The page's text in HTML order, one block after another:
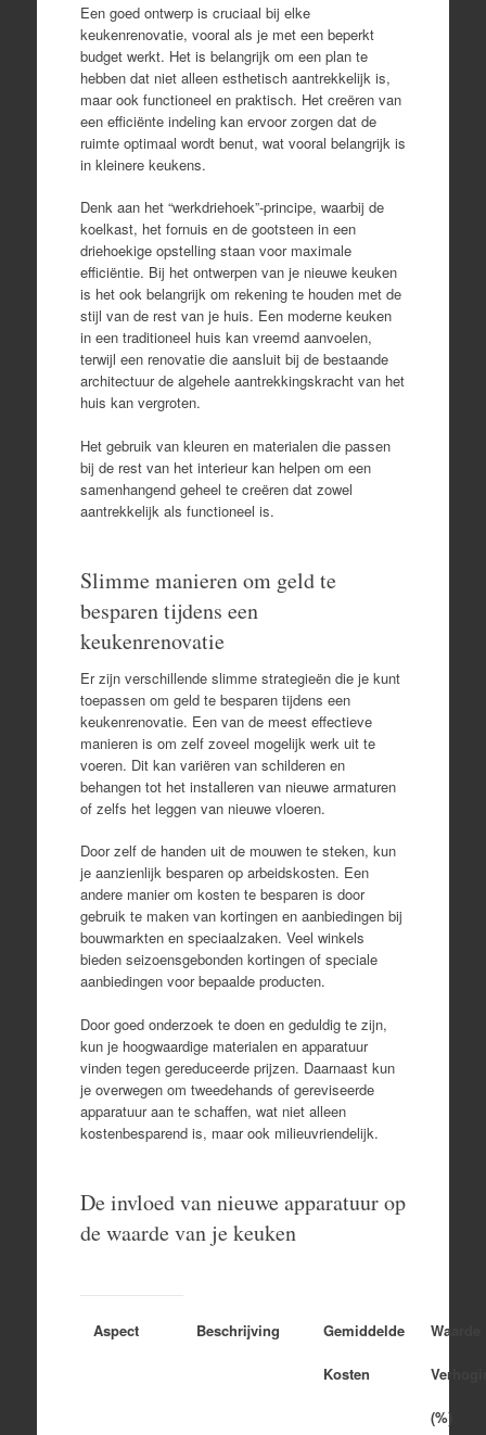
Een goed ontwerp is cruciaal bij elke
keukenrenovatie, vooral als je met een beperkt
budget werkt. Het is belangrijk om een plan te
hebben dat niet alleen esthetisch aantrekkelijk is,
maar ook functioneel en praktisch. Het creëren van
een efficiënte indeling kan ervoor zorgen dat de
ruimte optimaal wordt benut, wat vooral belangrijk is
in kleinere keukens.
Denk aan het “werkdriehoek”-principe, waarbij de
koelkast, het fornuis en de gootsteen in een
driehoekige opstelling staan voor maximale
efficiëntie. Bij het ontwerpen van je nieuwe keuken
is het ook belangrijk om rekening te houden met de
stijl van de rest van je huis. Een moderne keuken
in een traditioneel huis kan vreemd aanvoelen,
terwijl een renovatie die aansluit bij de bestaande
architectuur de algehele aantrekkingskracht van het
huis kan vergroten.
Het gebruik van kleuren en materialen die passen
bij de rest van het interieur kan helpen om een
samenhangend geheel te creëren dat zowel
aantrekkelijk als functioneel is.
Slimme manieren om geld te
besparen tijdens een
keukenrenovatie
Er zijn verschillende slimme strategieën die je kunt
toepassen om geld te besparen tijdens een
keukenrenovatie. Een van de meest effectieve
manieren is om zelf zoveel mogelijk werk uit te
voeren. Dit kan variëren van schilderen en
behangen tot het installeren van nieuwe armaturen
of zelfs het leggen van nieuwe vloeren.
Door zelf de handen uit de mouwen te steken, kun
je aanzienlijk besparen op arbeidskosten. Een
andere manier om kosten te besparen is door
gebruik te maken van kortingen en aanbiedingen bij
bouwmarkten en speciaalzaken. Veel winkels
bieden seizoensgebonden kortingen of speciale
aanbiedingen voor bepaalde producten.
Door goed onderzoek te doen en geduldig te zijn,
kun je hoogwaardige materialen en apparatuur
vinden tegen gereduceerde prijzen. Daarnaast kun
je overwegen om tweedehands of gereviseerde
apparatuur aan te schaffen, wat niet alleen
kostenbesparend is, maar ook milieuvriendelijk.
De invloed van nieuwe apparatuur op
de waarde van je keuken
Aspect Beschrijving Gemiddelde
Kosten
Waarde
(%)